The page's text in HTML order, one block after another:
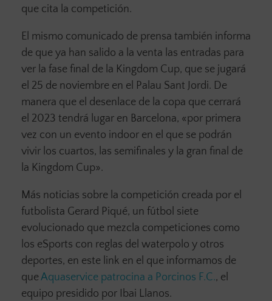
que cita la competición.
El mismo comunicado de prensa también informa
de que ya han salido a la venta las entradas para
ver la fase final de la Kingdom Cup, que se jugará
el 25 de noviembre en el Palau Sant Jordi. De
manera que el desenlace de la copa que cerrará
el 2023 tendrá lugar en Barcelona, «por primera
vez con un evento indoor en el que se podrán
vivir los cuartos, las semifinales y la gran final de
la Kingdom Cup».
Más noticias sobre la competición creada por el
futbolista Gerard Piqué, un fútbol siete
evolucionado que mezcla competiciones como
los eSports con reglas del waterpolo y otros
deportes, en este link en el que informamos de
que Aquaservice patrocina a Porcinos F.C., el
equipo presidido por Ibai Llanos.